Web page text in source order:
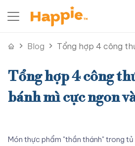
Blog Tổng hợp 4 công
Tổng hợp 4 công
bánh mì cực ngon
Món thực phẩm "thần thánh" trong